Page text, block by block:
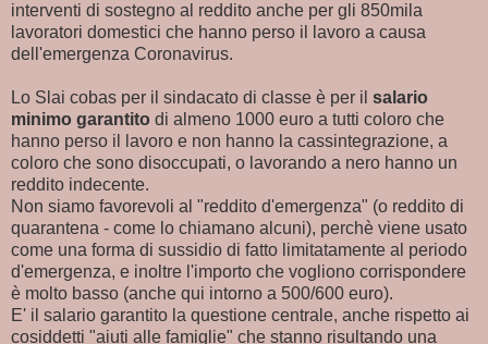
interventi di sostegno al reddito anche per gli 850mila
lavoratori domestici che hanno perso il lavoro a causa
dell'emergenza Coronavirus.
Lo Slai cobas per il sindacato di classe è per il salario
minimo garantito di almeno 1000 euro a tutti coloro che
hanno perso il lavoro e non hanno la cassintegrazione, a
coloro che sono disoccupati, o lavorando a nero hanno un
reddito indecente.
Non siamo favorevoli al "reddito d'emergenza" (o reddito di
quarantena - come lo chiamano alcuni), perchè viene usato
come una forma di sussidio di fatto limitatamente al periodo
d'emergenza, e inoltre l'importo che vogliono corrispondere
è molto basso (anche qui intorno a 500/600 euro).
E' il salario garantito la questione centrale, anche rispetto ai
cosiddetti "aiuti alle famiglie" che stanno risultando una